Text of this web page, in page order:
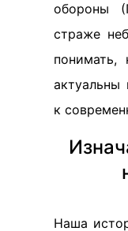
обороны
страже
понимать,
актуальны
к
Наша